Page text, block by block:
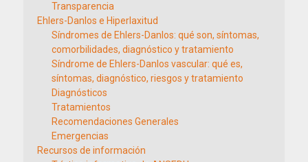
Transparencia
Ehlers-Danlos e Hiperlaxitud
Síndromes de Ehlers-Danlos: qué son, síntomas,
comorbilidades, diagnóstico y tratamiento
Síndrome de Ehlers-Danlos vascular: qué es,
síntomas, diagnóstico, riesgos y tratamiento
Diagnósticos
Tratamientos
Recomendaciones Generales
Emergencias
Recursos de información